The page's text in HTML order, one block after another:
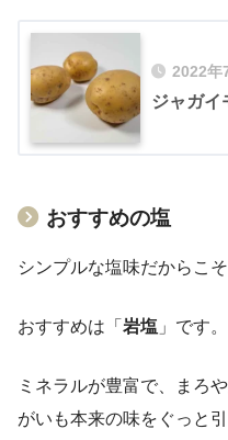
2022年
ジャガイ
おすすめの塩
シンプルな塩味だからこ
おすすめは「 岩塩 」です。
ミネラルが豊富で、まろ
がいも本来の味をぐっと